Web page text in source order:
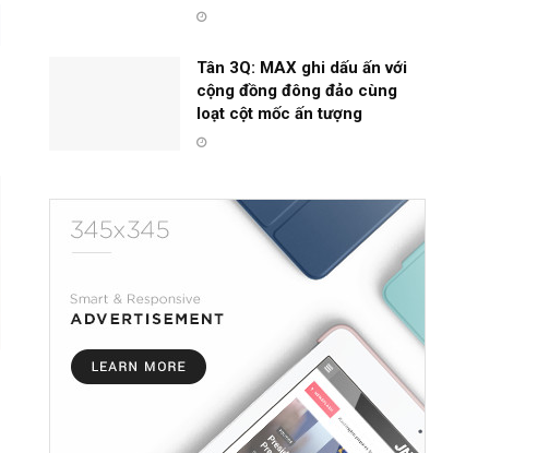
Tân 3Q: MAX ghi dấu ấn với
cộng đồng đông đảo cùng
loạt cột mốc ấn tượng